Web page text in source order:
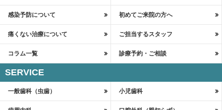
感染予防について 初めてご来院の方へ
痛くない治療について ご担当するスタッフ
コラム一覧 診療予約・ご相談
SERVICE
一般歯科（虫歯） 小児歯科